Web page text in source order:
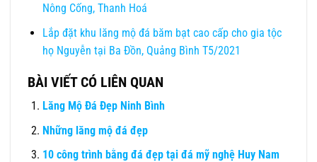
Nông Cống, Thanh Hoá
Lắp đặt khu lăng mộ đá băm bạt cao cấp cho gia tộc
họ Nguyễn tại Ba Đồn, Quảng Bình T5/2021
BÀI VIẾT CÓ LIÊN QUAN
Lăng Mộ Đá Đẹp Ninh Bình
Những lăng mộ đá đẹp
10 công trình bằng đá đẹp tại đá mỹ nghệ Huy Nam